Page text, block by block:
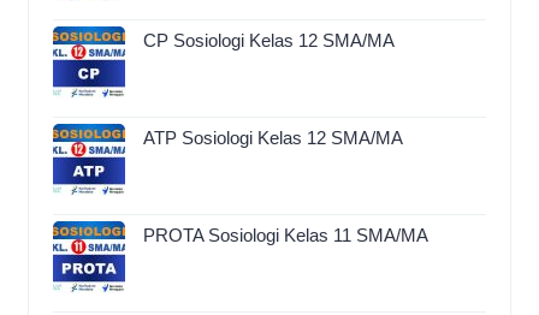
CP Sosiologi Kelas 12 SMA/MA
ATP Sosiologi Kelas 12 SMA/MA
PROTA Sosiologi Kelas 11 SMA/MA